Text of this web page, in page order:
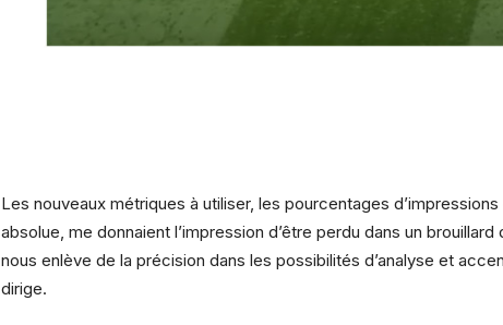
Les nouveaux métriques à utiliser, les pourcentages
absolue, me donnaient l’impression d’être perdu dans un
nous enlève de la précision dans les possibilités d’analyse et
dirige.